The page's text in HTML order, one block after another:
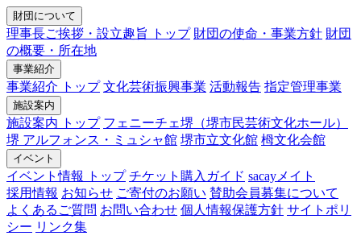
財団について
理事長ご挨拶・設立趣旨 トップ 財団の使命・事業方針 財団
の概要・所在地
事業紹介
事業紹介 トップ 文化芸術振興事業 活動報告 指定管理事業
施設案内
施設案内 トップ フェニーチェ堺（堺市民芸術文化ホール）
堺 アルフォンス・ミュシャ館 堺市立文化館 栂文化会館
イベント
イベント情報 トップ チケット購入ガイド sacayメイト
採用情報 お知らせ ご寄付のお願い 賛助会員募集について
よくあるご質問 お問い合わせ 個人情報保護方針 サイトポリ
シー リンク集